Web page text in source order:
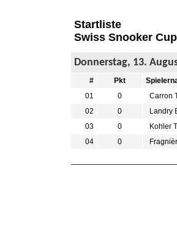
Startliste
Swiss Snooker
Donnerstag, 13.
# Pkt
01
0
Carron
02
0
Landry
03
0
Kohler
04
0